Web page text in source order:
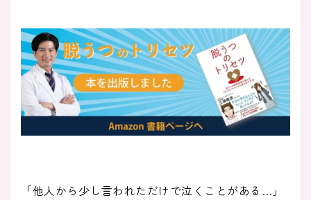
「他人から少し言われただけで泣くことがある…」